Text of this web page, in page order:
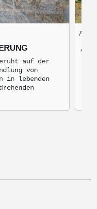
auf der
von
in lebenden